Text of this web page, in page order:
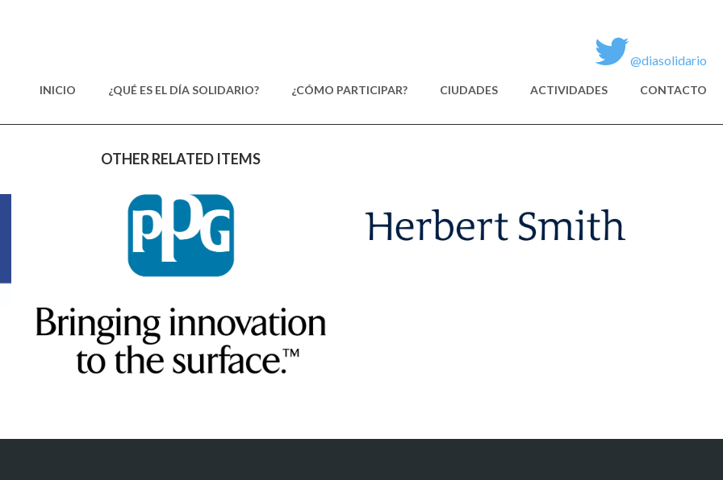
INICIO ¿QUÉ ES EL DÍA SOLIDARIO? ¿CÓMO PARTICIPAR? CIUDADES ACTIVIDADES CONTACTO
@diasolidario
OTHER RELATED ITEMS
HB